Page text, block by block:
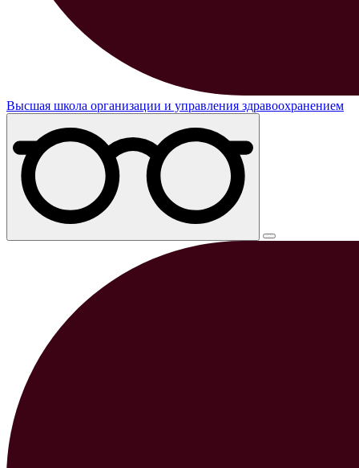
Высшая школа организации и управления здравоохранением